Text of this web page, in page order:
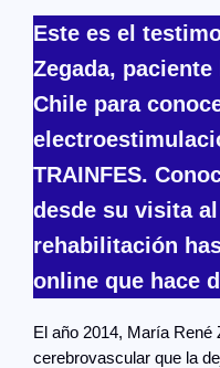
Este es el
Zegada,
Chile para
TRAINFES.
desde su visita
rehabilitación
online que hace
El año 2014, María René
cerebrovascular que la